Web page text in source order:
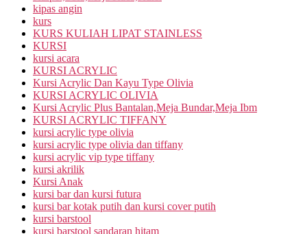
kipas angin
kurs
KURS KULIAH LIPAT STAINLESS
KURSI
kursi acara
KURSI ACRYLIC
Kursi Acrylic Dan Kayu Type Olivia
KURSI ACRYLIC OLIVIA
Kursi Acrylic Plus Bantalan,Meja Bundar,Meja Ibm
KURSI ACRYLIC TIFFANY
kursi acrylic type olivia
kursi acrylic type olivia dan tiffany
kursi acrylic vip type tiffany
kursi akrilik
Kursi Anak
kursi bar dan kursi futura
kursi bar kotak putih dan kursi cover putih
kursi barstool
kursi barstool sandaran hitam